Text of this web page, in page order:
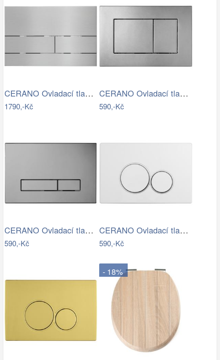
CERANO Ovladací tlačítko WC modulů Lite…
1790,-Kč
CERANO Ovladací tlačítko WC modulů Lite…
590,-Kč
CERANO Ovladací tlačítko WC modulů Lite…
590,-Kč
CERANO Ovladací tlačítko WC modulů Lite…
590,-Kč
- 18%